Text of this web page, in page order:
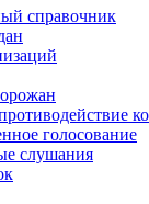
справочник
голосование
слушания